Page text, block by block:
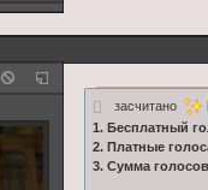
засчитано
1. Бесплатный
2. Платные
3. Сумма